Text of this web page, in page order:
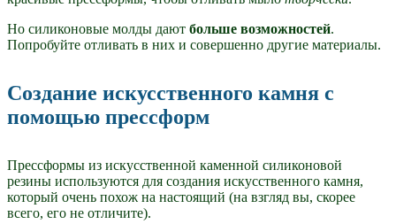
Но силиконовые молды дают больше возможностей.
Попробуйте отливать в них и совершенно другие материалы.
Создание искусственного камня с
помощью прессформ
Прессформы из искусственной каменной силиконовой
резины используются для создания искусственного камня,
который очень похож на настоящий (на взгляд вы, скорее
всего, его не отличите).